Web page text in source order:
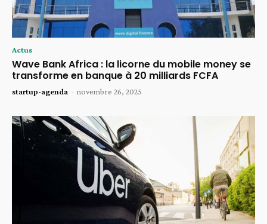
Actus
Wave Bank Africa : la licorne du mobile money se
transforme en banque à 20 milliards FCFA
startup-agenda - novembre 26, 2025